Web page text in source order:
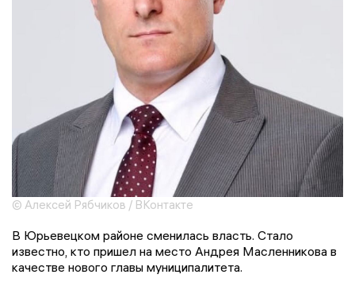
© Алексей Рябчиков / ВКонтакте
В Юрьевецком районе сменилась власть. Стало
известно, кто пришел на место Андрея Масленникова в
качестве нового главы муниципалитета.